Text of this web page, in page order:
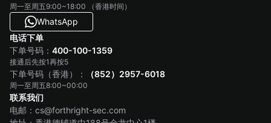
周一至周五9:00~18:00 （香港时间）
WhatsApp
电话下单
下单号码： 400-100-1359
接通后先按1再按5
下单号码（香港）： （852）2957-6018
周一至周五8:00~00:00
联系我们
电邮：cs@forthright-sec.com